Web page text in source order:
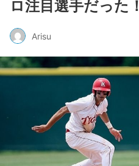
ロ注目選手だった！
Arisu